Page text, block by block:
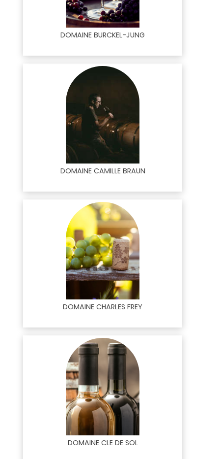
DOMAINE BURCKEL-JUNG
DOMAINE CAMILLE BRAUN
DOMAINE CHARLES FREY
DOMAINE CLE DE SOL